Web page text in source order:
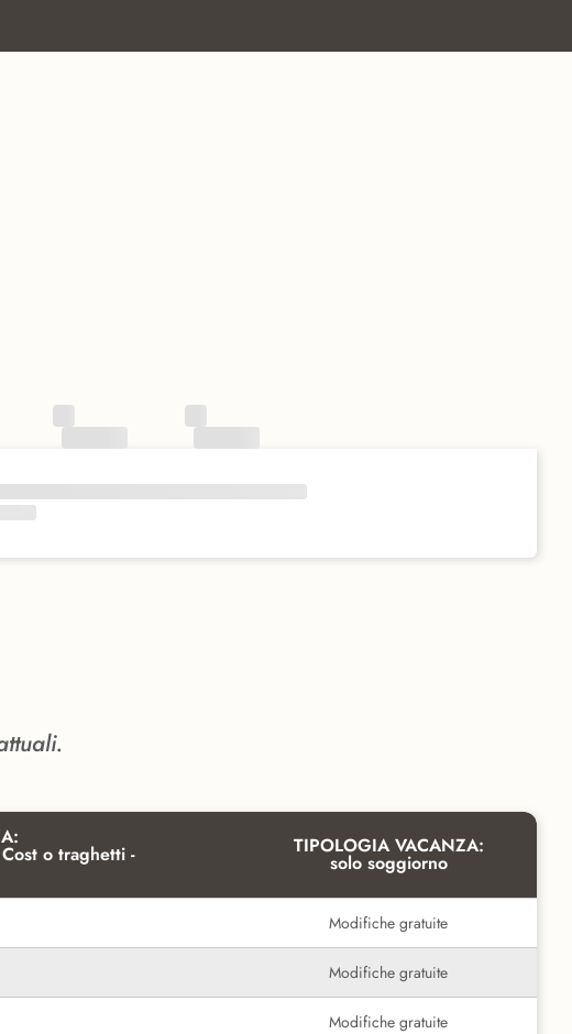
o traghetti - TIPOLOGIA VACANZA:
solo soggiorno
Modifiche gratuite
Modifiche gratuite
Modifiche gratuite